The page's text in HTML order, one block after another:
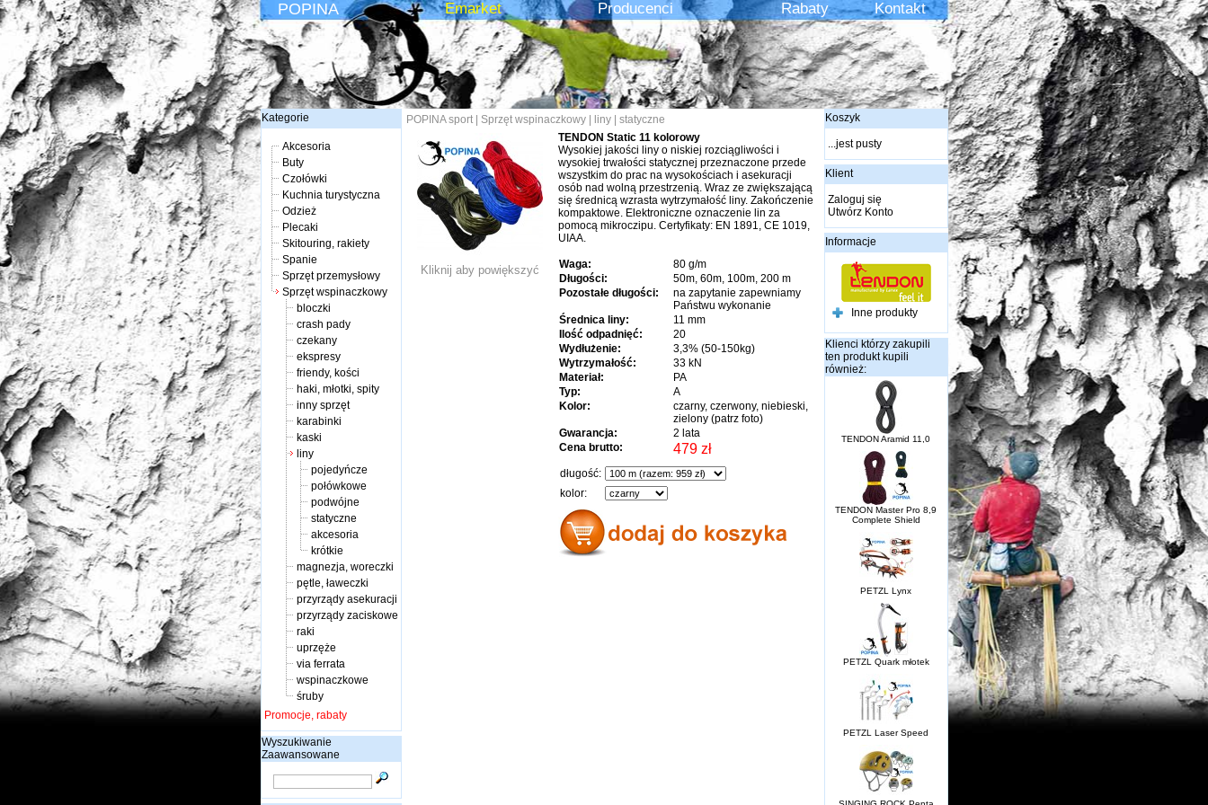
POPINA Emarket Producenci Rabaty Kontakt
Kategorie
Akcesoria
Buty
Czołówki
Kuchnia turystyczna
Odzież
Plecaki
Skitouring, rakiety
Spanie
Sprzęt przemysłowy
Sprzęt wspinaczkowy
bloczki
crash pady
czekany
ekspresy
friendy, kości
haki, młotki, spity
inny sprzęt
karabinki
kaski
liny
pojedyńcze
połówkowe
podwójne
statyczne
akcesoria
krótkie
magnezja, woreczki
pętle, ławeczki
przyrządy asekuracji
przyrządy zaciskowe
raki
uprzęże
via ferrata
wspinaczkowe
śruby
Promocje, rabaty
Wyszukiwanie
Zaawansowane
POPINA sport| Sprzęt wspinaczkowy| liny| statyczne
Kliknij aby powiększyć
TENDON Static 11 kolorowy
Wysokiej jakości liny o niskiej rozciągliwości i
wysokiej trwałości statycznej przeznaczone przede
wszystkim do prac na wysokościach i asekuracji
osób nad wolną przestrzenią. Wraz ze zwiększającą
się średnicą wzrasta wytrzymałość liny. Zakończenie
kompaktowe. Elektroniczne oznaczenie lin za
pomocą mikroczipu. Certyfikaty: EN 1891, CE 1019,
UIAA.
Waga:
80 g/m
Długości:
50m, 60m, 100m, 200 m
Pozostałe długości:
na zapytanie zapewniamy
Państwu wykonanie
Średnica liny:
11 mm
Ilość odpadnięć:
20
Wydłużenie:
3,3% (50-150kg)
Wytrzymałość:
33 kN
Materiał:
PA
Typ:
A
Kolor:
czarny, czerwony, niebieski,
zielony (patrz foto)
Gwarancja:
2 lata
Cena brutto:
479 zł
długość:
kolor:
Koszyk
...jest pusty
Klient
Zaloguj się
Utwórz Konto
Informacje
Inne produkty
Klienci którzy zakupili
ten produkt kupili
również:
TENDON Aramid 11,0
TENDON Master Pro 8,9
Complete Shield
PETZL Lynx
PETZL Quark młotek
PETZL Laser Speed